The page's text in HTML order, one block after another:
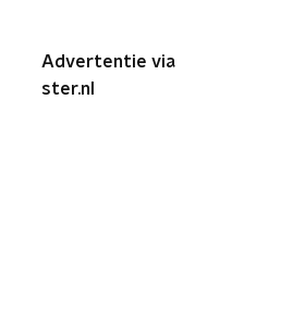
Advertentie via
ster.nl